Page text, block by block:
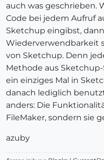
auch was geschrieben.
Code bei jedem Aufruf
Sketchup eingibst,
Wiederverwendbarkeit
von Sketchup. Denn
Methode aus
ein einziges Mal in
danach lediglich
anders: Die
FileMaker, sondern sie
azuby